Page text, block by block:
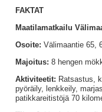
FAKTAT
Maatilamatkailu
Osoite: Välimaantie 65,
Majoitus: 8 hengen
Aktiviteetit: Ratsastus,
pyöräily, lenkkeily,
patikkareitistöjä 70